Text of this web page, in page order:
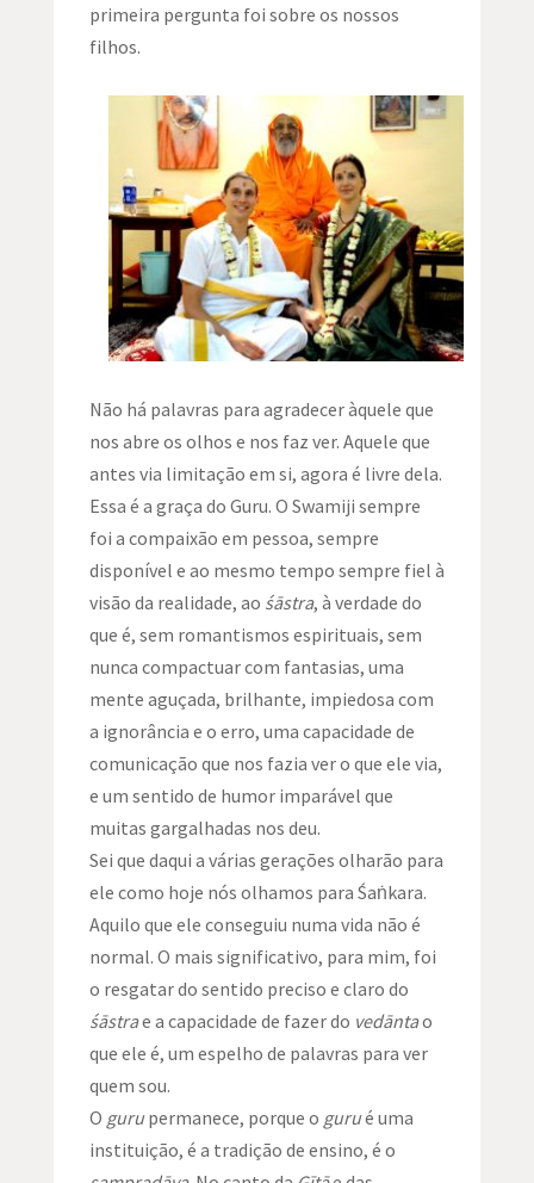
primeira pergunta foi sobre os nossos
filhos.
Não há palavras para agradecer àquele que
nos abre os olhos e nos faz ver. Aquele que
antes via limitação em si, agora é livre dela.
Essa é a graça do Guru. O Swamiji sempre
foi a compaixão em pessoa, sempre
disponível e ao mesmo tempo sempre fiel à
visão da realidade, ao śāstra, à verdade do
que é, sem romantismos espirituais, sem
nunca compactuar com fantasias, uma
mente aguçada, brilhante, impiedosa com
a ignorância e o erro, uma capacidade de
comunicação que nos fazia ver o que ele via,
e um sentido de humor imparável que
muitas gargalhadas nos deu.
Sei que daqui a várias gerações olharão para
ele como hoje nós olhamos para Śaṅkara.
Aquilo que ele conseguiu numa vida não é
normal. O mais significativo, para mim, foi
o resgatar do sentido preciso e claro do
śāstrae a capacidade de fazer do vedāntao
que ele é, um espelho de palavras para ver
quem sou.
O gurupermanece, porque o gurué uma
instituição, é a tradição de ensino, é o